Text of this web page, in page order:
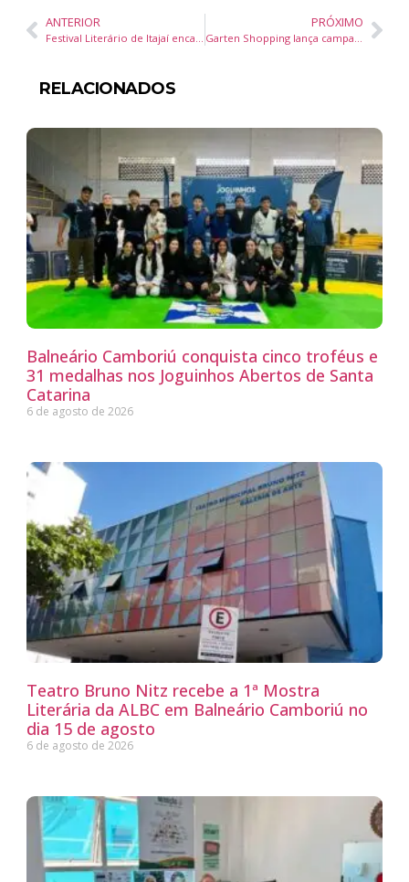
ANTERIOR
Festival Literário de Itajaí encanta 378 crianças da rede municipal com teatro e piquenique de livros
PRÓXIMO
Garten Shopping lança campanha de Natal com sorteio de um Jeep Commander
RELACIONADOS
Balneário Camboriú conquista cinco troféus e
31 medalhas nos Joguinhos Abertos de Santa
Catarina
6 de agosto de 2026
Teatro Bruno Nitz recebe a 1ª Mostra
Literária da ALBC em Balneário Camboriú no
dia 15 de agosto
6 de agosto de 2026